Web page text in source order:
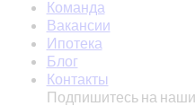
Команда
Вакансии
Ипотека
Блог
Контакты
Подпишитесь на